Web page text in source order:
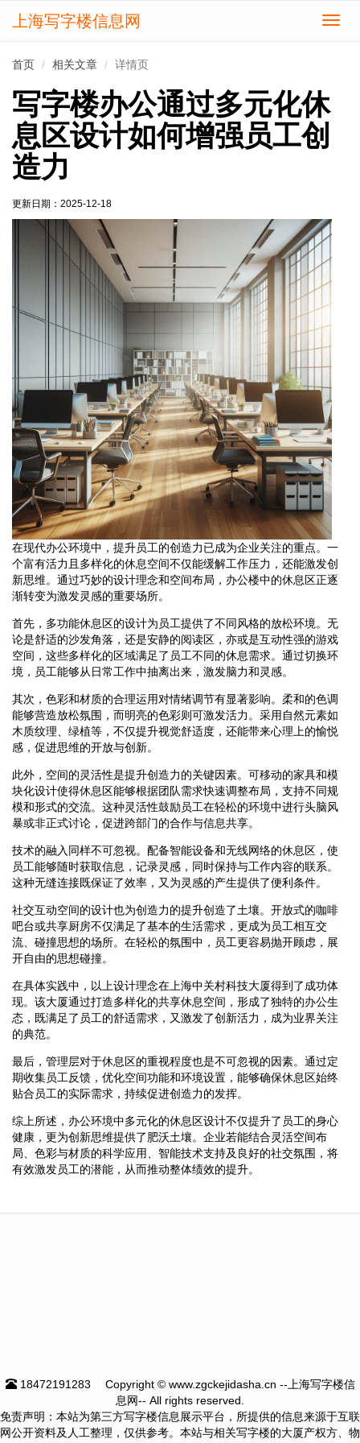
切
上海写字楼信息网
首页 相关文章 详情页
写字楼办公通过多元化休
息区设计如何增强员工创
造力
更新日期： 2025-12-18
在现代办公环境中，提升员工的创造力已成为企业关注的重点。一
个富有活力且多样化的休息空间不仅能缓解工作压力，还能激发创
新思维。通过巧妙的设计理念和空间布局，办公楼中的休息区正逐
渐转变为激发灵感的重要场所。
首先，多功能休息区的设计为员工提供了不同风格的放松环境。无
论是舒适的沙发角落，还是安静的阅读区，亦或是互动性强的游戏
空间，这些多样化的区域满足了员工不同的休息需求。通过切换环
境，员工能够从日常工作中抽离出来，激发脑力和灵感。
其次，色彩和材质的合理运用对情绪调节有显著影响。柔和的色调
能够营造放松氛围，而明亮的色彩则可激发活力。采用自然元素如
木质纹理、绿植等，不仅提升视觉舒适度，还能带来心理上的愉悦
感，促进思维的开放与创新。
此外，空间的灵活性是提升创造力的关键因素。可移动的家具和模
块化设计使得休息区能够根据团队需求快速调整布局，支持不同规
模和形式的交流。这种灵活性鼓励员工在轻松的环境中进行头脑风
暴或非正式讨论，促进跨部门的合作与信息共享。
技术的融入同样不可忽视。配备智能设备和无线网络的休息区，使
员工能够随时获取信息，记录灵感，同时保持与工作内容的联系。
这种无缝连接既保证了效率，又为灵感的产生提供了便利条件。
社交互动空间的设计也为创造力的提升创造了土壤。开放式的咖啡
吧台或共享厨房不仅满足了基本的生活需求，更成为员工相互交
流、碰撞思想的场所。在轻松的氛围中，员工更容易抛开顾虑，展
开自由的思想碰撞。
在具体实践中，以上设计理念在上海中关村科技大厦得到了成功体
现。该大厦通过打造多样化的共享休息空间，形成了独特的办公生
态，既满足了员工的舒适需求，又激发了创新活力，成为业界关注
的典范。
最后，管理层对于休息区的重视程度也是不可忽视的因素。通过定
期收集员工反馈，优化空间功能和环境设置，能够确保休息区始终
贴合员工的实际需求，持续促进创造力的发挥。
综上所述，办公环境中多元化的休息区设计不仅提升了员工的身心
健康，更为创新思维提供了肥沃土壤。企业若能结合灵活空间布
局、色彩与材质的科学应用、智能技术支持及良好的社交氛围，将
有效激发员工的潜能，从而推动整体绩效的提升。
18472191283
Copyright © www.zgckejidasha.cn --上海写字楼信
息网-- All rights reserved.
免责声明：本站为第三方写字楼信息展示平台，所提供的信息来源于互联
网公开资料及人工整理，仅供参考。本站与相关写字楼的大厦产权方、物